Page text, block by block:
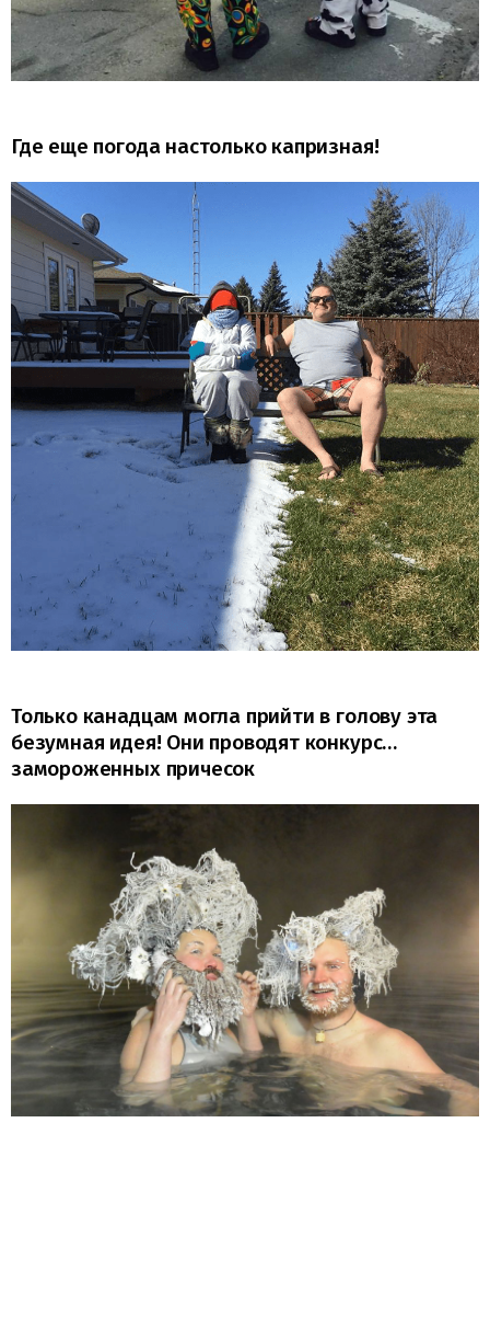
Где еще погода настолько капризная!
Только канадцам могла прийти в голову эта
безумная идея! Они проводят конкурс…
замороженных причесок